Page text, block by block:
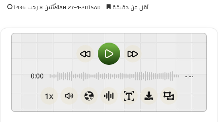
الأثنين 8 رجب 1436AH 27-4-2015AD أقل من دقيقة
0:00 -:--
1x